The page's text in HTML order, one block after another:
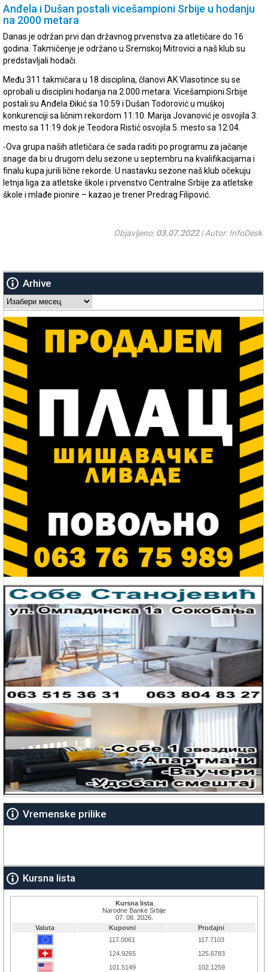
Anđela i Dušan postali vicešampioni Srbije u hodanju
na 2000 metara
Danas je održan prvi dan državnog prvenstva za atletičare do 16
godina. Takmičenje je održano u Sremskoj Mitrovici a naš klub su
predstavljali hodači.
Među 311 takmičara u 18 disciplina, članovi AK Vlasotince su se
oprobali u disciplini hodanja na 2.000 metara. Vicešampioni Srbije
postali su Anđela Đikić sa 10:59 i Dušan Todorović u muškoj
konkurenciji sa ličnim rekordom 11:10. Marija Jovanović je osvojila 3.
mesto sa 11:19 dok je Teodora Ristić osvojila 5. mesto sa 12:04.
-Ova grupa naših atletičara će sada raditi po programu za jačanje
snage da bi u drugom delu sezone u septembru na kvalifikacijama i
finalu kupa jurili lične rekorde. U nastavku sezone naš klub očekuju
letnja liga za atletske škole i prvenstvo Centralne Srbije za atletske
škole i mlađe pionire – kazao je trener Predrag Filipović.
Objavljeno:03.07.2022| Autor: InfoDesk
Arhive
Arhive
Vremenske prilike
Kursna lista